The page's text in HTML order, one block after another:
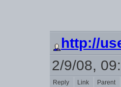
http://
2/9/08,
Reply Link Parent